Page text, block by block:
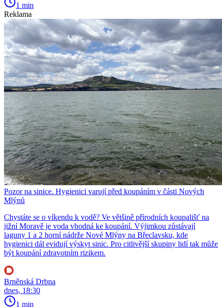
1 min
Reklama
Pozor na sinice. Hygienici varují před koupáním v části Nových
Mlýnů
Chystáte se o víkendu k vodě? Ve většině přírodních koupališť na
jižní Moravě je voda vhodná ke koupání. Výjimkou zůstávají
laguny 1 a 2 horní nádrže Nové Mlýny na Břeclavsku, kde
hygienici dál evidují výskyt sinic. Pro citlivější skupiny lidí tak může
být koupání zdravotním rizikem.
Brněnská Drbna
dnes, 18:30
1 min